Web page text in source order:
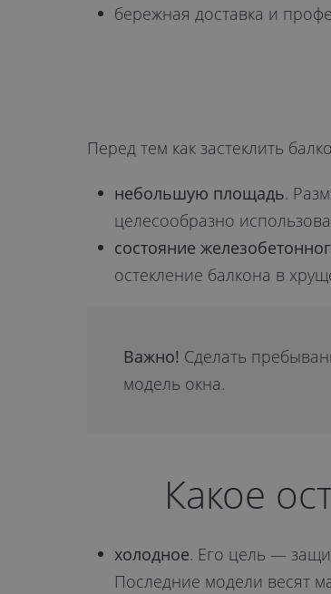
Даюсогласие на обработку
бережная доставка и
Перед тем как застеклить
небольшую площадь.
целесообразно
состояние
остекление балкона в
Важно! Сделать
модель окна.
Какое
холодное. Его цель —
Последние модели весят